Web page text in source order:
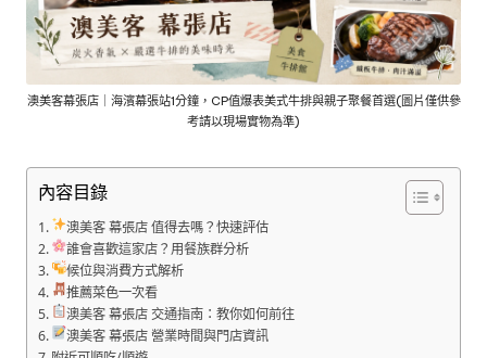
澳美客幕張店｜海濱幕張站1分鐘，CP值爆表美式牛排與親子聚餐首選(圖片僅供參
考請以現場實物為準)
內容目錄
澳美客 幕張店 值得去嗎？快速評估
誰會喜歡這家店？用餐族群分析
候位與消費方式解析
推薦菜色一次看
澳美客 幕張店 交通指南：教你如何前往
澳美客 幕張店 營業時間與門店資訊